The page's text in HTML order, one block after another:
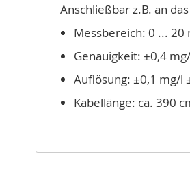
Anschließbar z.B. an
Messbereich: 0 ... 20
Genauigkeit: ±0,4
Auflösung: ±0,1 mg/l
Kabellänge: ca. 390